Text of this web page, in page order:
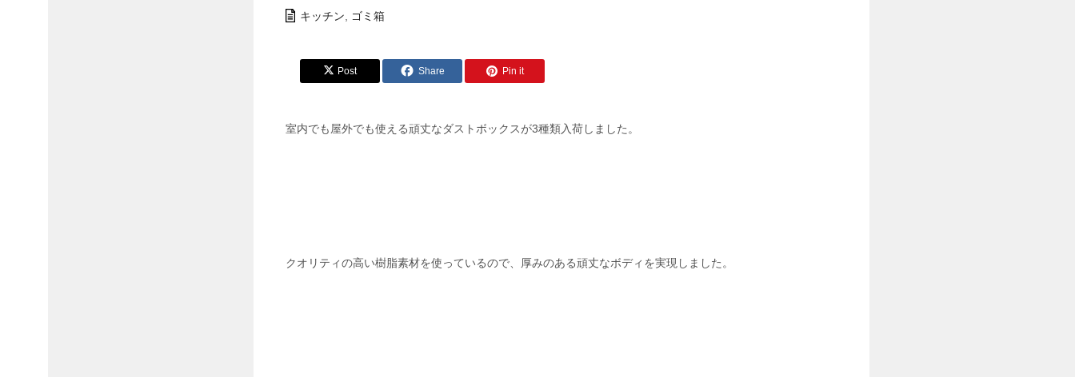
キッチン
ゴミ箱
Post Share Pin it
室内でも屋外でも使える頑丈なダストボックスが3種類入荷しました。
クオリティの高い樹脂素材を使っているので、厚みのある頑丈なボディを実現しました。